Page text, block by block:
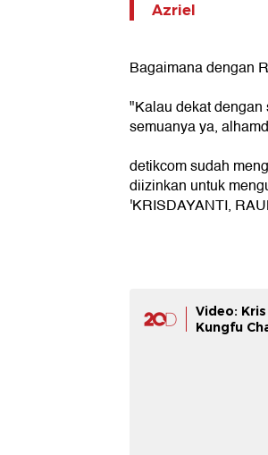
Azriel
Bagaimana dengan
"Kalau dekat
semuanya ya,
detikcom sudah
diizinkan untuk
'KRISDAYANTI,
Video:
Kungfu